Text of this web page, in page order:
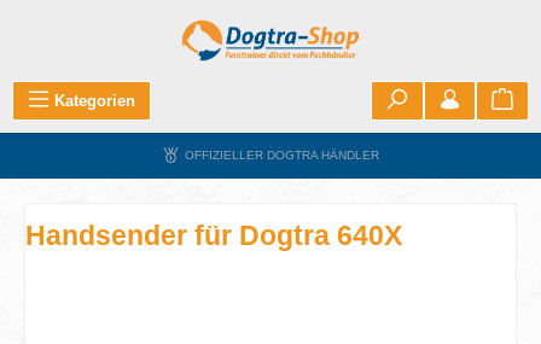
Zum Hauptinhalt springen
Kategorien
OFFIZIELLER DOGTRA HÄNDLER
Handsender für Dogtra 640X